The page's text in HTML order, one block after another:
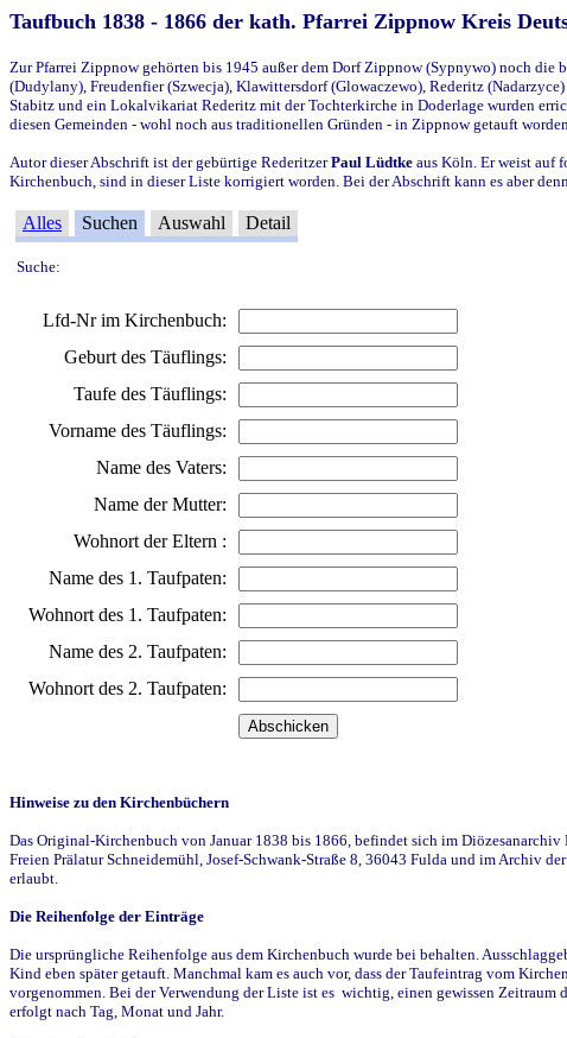
Taufbuch 1838 - 1866 der kath. Pfarrei Zippnow Kreis
Zur Pfarrei Zippnow gehörten bis 1945 außer dem Dorf Zippnow (Sypnywo) noch
(Dudylany), Freudenfier (Szwecja), Klawittersdorf (Glowaczewo), Rederitz
Stabitz und ein Lokalvikariat Rederitz mit der Tochterkirche in Doderlage wurden
diesen Gemeinden - wohl noch aus traditionellen Gründen - in Zippnow getauft worden.
Autor dieser Abschrift ist der gebürtige RederitzerPaul Lüdtke aus Köln. Er weist auf
Kirchenbuch, sind in dieser Liste korrigiert worden. Bei der Abschrift kann es aber
Alles Suchen Auswahl Detail
Suche:
Lfd-Nr im Kirchenbuch:
Geburt des Täuflings:
Taufe des Täuflings:
Vorname des Täuflings:
Name des Vaters:
Name der Mutter:
Wohnort der Eltern :
Name des 1. Taufpaten:
Wohnort des 1. Taufpaten:
Name des 2. Taufpaten:
Wohnort des 2. Taufpaten:
Hinweise zu den Kirchenbüchern
Das Original-Kirchenbuch von Januar 1838 bis 1866, befindet sich im
Freien Prälatur Schneidemühl, Josef-Schwank-Straße 8, 36043 Fulda und im Archiv
erlaubt.
Die Reihenfolge der Einträge
Die ursprüngliche Reihenfolge aus dem Kirchenbuch wurde bei behalten.
Kind eben später getauft. Manchmal kam es auch vor, dass der Taufeintrag vom
vorgenommen. Bei der Verwendung der Liste ist es wichtig, einen gewissen
erfolgt nach Tag, Monat und Jahr.